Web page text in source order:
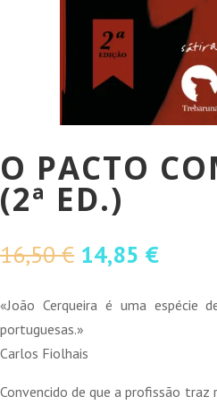
O PACTO
(2ª ED.)
16,50€ O
original
era:
16,50 €.
14,85 €O
atual
«João Cerqueira é uma espécie
portuguesas.»
Carlos Fiolhais
Convencido de que a profissão